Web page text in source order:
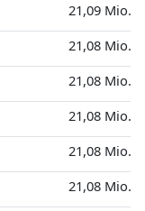
21,09 Mio.
21,08 Mio.
21,08 Mio.
21,08 Mio.
21,08 Mio.
21,08 Mio.